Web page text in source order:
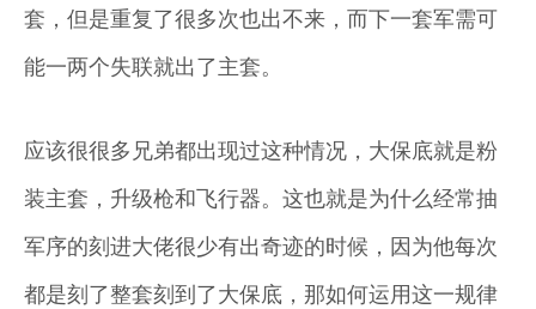
套，但是重复了很多次也出不来，而下一套军需可
能一两个失联就出了主套。
应该很很多兄弟都出现过这种情况，大保底就是粉
装主套，升级枪和飞行器。这也就是为什么经常抽
军序的刻进大佬很少有出奇迹的时候，因为他每次
都是刻了整套刻到了大保底，那如何运用这一规律